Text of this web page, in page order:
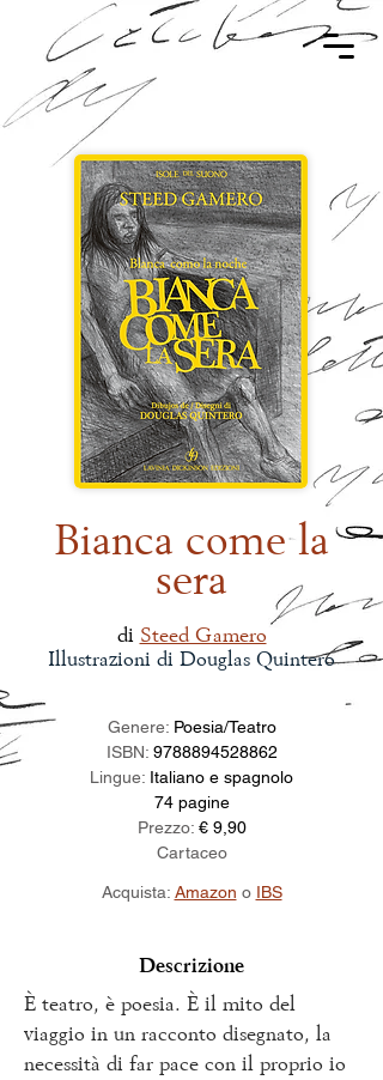
Bianca come la
sera
di Steed Gamero
Illustrazioni di Douglas Quintero
Genere: Poesia/Teatro
ISBN: 9788894528862
Lingue: Italiano e spagnolo
74 pagine
Prezzo: € 9,90
Cartaceo
Acquista: Amazon o IBS
Descrizione
È teatro, è poesia. È il mito del
viaggio in un racconto disegnato, la
necessità di far pace con il proprio io